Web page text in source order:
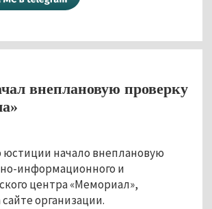
внеплановую проверку
начало внеплановую
информационного и
центра «Мемориал»,
организации.